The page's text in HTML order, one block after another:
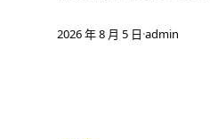
2026 年 8 月 5 日·admin